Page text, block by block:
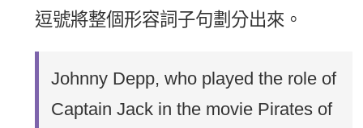
逗號將整個形容詞子句劃分出來。
Johnny Depp, who played the role of
Captain Jack in the movie Pirates of